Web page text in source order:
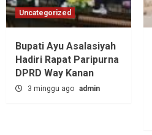
Uncategorized
Bupati Ayu Asalasiyah
Hadiri Rapat Paripurna
DPRD Way Kanan
3 minggu ago admin